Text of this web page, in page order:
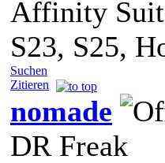
Affinity
S23, S25,
Suchen
Zitieren
nomade
DR Freak